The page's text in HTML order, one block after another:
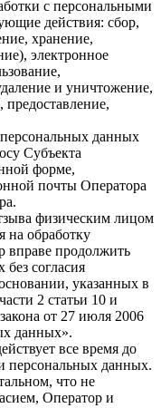
с персональными
действия: сбор,
хранение,
электронное
и уничтожение,
предоставление,
данных
Субъекта
форме,
почты Оператора
физическим лицом
на обработку
вправе продолжить
согласия
указанных в
2 статьи 10 и
от 27 июля 2006
данных».
все время до
персональных данных.
что не
Оператор и